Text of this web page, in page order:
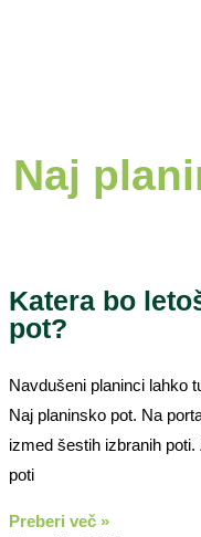
Naj
Katera bo
pot?
Navdušeni planinci lahko
Naj planinsko pot. Na
izmed šestih izbranih
poti
Preberi več »